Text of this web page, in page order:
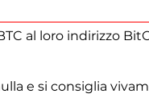
al loro indirizzo
e si consiglia